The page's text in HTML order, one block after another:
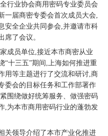
行业协会商用密码专业委员会
一届商密专委会首次成员大会,
安全企业共同参会,并邀请市科
席了会议。
成员单位,接近本市商密从业
“十三五”期间,上海如何推进重
用等主题进行了交流和研讨,商
委会的目标任务和工作部署作
围绕做好统筹服务、做强密码
,为本市商用密码行业的蓬勃发
关领导介绍了本市产业化推进